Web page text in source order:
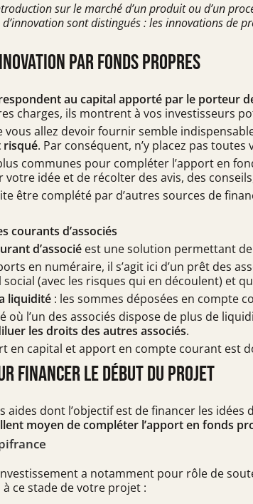
sur le marché d’un produit ou d’un
d’innovation sont distingués : les innovations de
par fonds propres
au capital apporté par le porteur
charges, ils montrent à vos investisseurs
allez devoir fournir semble
risqué. Par conséquent, n’y placez pas toutes
communes pour compléter l’apport en
idée et de récolter des avis, des
être complété par d’autres sources de
courants d’associés
d’associé est une solution permettant
en numéraire, il s’agit ici d’un prêt des
(avec les risques qui en découlent) et
liquidité : les sommes déposées en compte
où l’un des associés dispose de plus de
les droits des autres associés.
en capital et apport en compte courant est
financer le début du projet
aides dont l’objectif est de financer les
moyen de compléter l’apport en fonds
a notamment pour rôle de
ce stade de votre projet :